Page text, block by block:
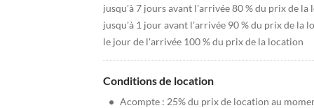
jusqu'à 7 jours avant l'arrivée 80 % du prix de la
jusqu'à 1 jour avant l'arrivée 90 % du prix de la
le jour de l'arrivée 100 % du prix de la location
Conditions de location
• Acompte : 25% du prix de location au